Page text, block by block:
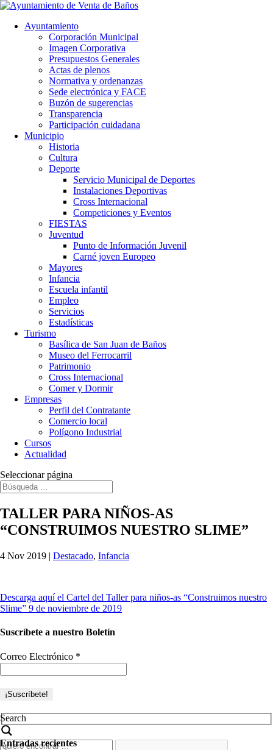
Ayuntamiento
Corporación Municipal
Imagen Corporativa
Presupuestos Generales
Actas de plenos
Normativa y ordenanzas
Sede electrónica y FACE
Buzón de sugerencias
Transparencia
Participación cuidadana
Municipio
Historia
Cultura
Deporte
Servicio Municipal de Deportes
Instalaciones Deportivas
Cross Internacional
Competiciones y Eventos
FIESTAS
Juventud
Punto de Información Juvenil
Carné joven Europeo
Mayores
Infancia
Escuela infantil
Empleo
Servicios
Estadísticas
Turismo
Basílica de San Juan de Baños
Museo del Ferrocarril
Patrimonio
Cross Internacional
Comer y Dormir
Empresas
Perfil del Contratante
Comercio local
Polígono Industrial
Cursos
Actualidad
Seleccionar página
TALLER PARA NIÑOS-AS
“CONSTRUIMOS NUESTRO SLIME”
4 Nov 2019 | Destacado, Infancia
Descarga aquí el Cartel del Taller para niños-as “Construimos nuestro
Slime” 9 de noviembre de 2019
Suscríbete a nuestro Boletín
Correo Electrónico *
Search
Entradas recientes